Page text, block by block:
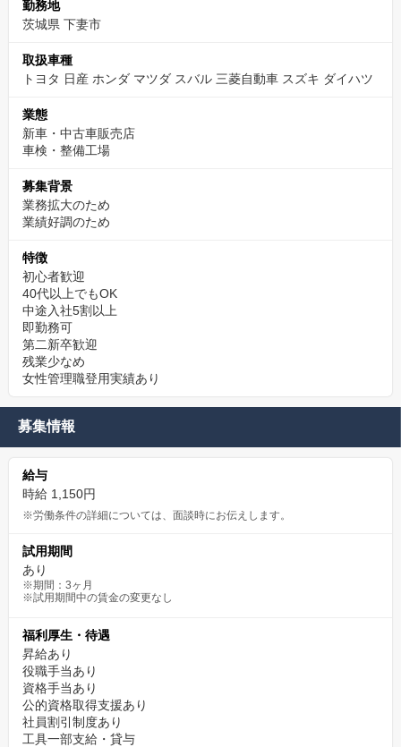
勤務地
茨城県 下妻市
取扱車種
トヨタ 日産 ホンダ マツダ スバル 三菱自動車 スズキ ダイハツ
業態
新車・中古車販売店
車検・整備工場
募集背景
業務拡大のため
業績好調のため
特徴
初心者歓迎
40代以上でもOK
中途入社5割以上
即勤務可
第二新卒歓迎
残業少なめ
女性管理職登用実績あり
募集情報
給与
時給 1,150円
※労働条件の詳細については、面談時にお伝えします。
試用期間
あり
※期間：3ヶ月
※試用期間中の賃金の変更なし
福利厚生・待遇
昇給あり
役職手当あり
資格手当あり
公的資格取得支援あり
社員割引制度あり
工具一部支給・貸与